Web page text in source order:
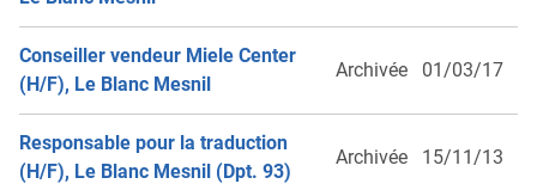
Conseiller vendeur Miele Center
(H/F), Le Blanc Mesnil
Archivée 01/03/17
Responsable pour la traduction
(H/F), Le Blanc Mesnil (Dpt. 93)
Archivée 15/11/13